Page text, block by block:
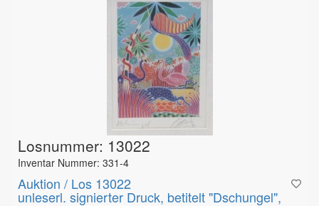
Losnummer: 13022
Inventar Nummer: 331-4
Auktion / Los 13022
unleserl. signierter Druck, betitelt "Dschungel",